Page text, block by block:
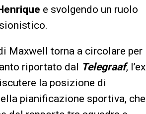
e svolgendo un ruolo
Maxwell torna a circolare per
riportato dal Telegraaf, l’ex
la posizione di
pianificazione sportiva, che